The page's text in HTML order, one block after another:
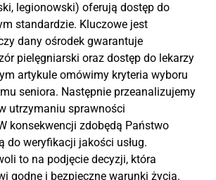
legionowski) oferują dostęp do
standardzie. Kluczowe jest
dany ośrodek gwarantuje
pielęgniarski oraz dostęp do lekarzy
artykule omówimy kryteria wyboru
seniora. Następnie przeanalizujemy
utrzymaniu sprawności
konsekwencji zdobędą Państwo
do weryfikacji jakości usług.
to na podjęcie decyzji, która
godne i bezpieczne warunki życia.